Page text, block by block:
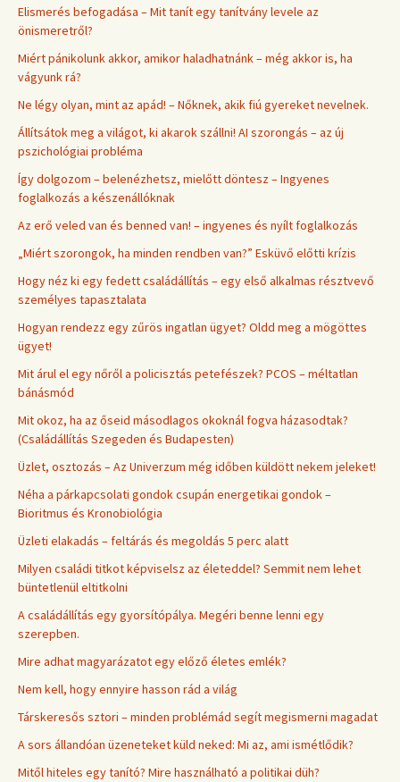
Elismerés befogadása – Mit tanít egy tanítvány levele az
önismeretről?
Miért pánikolunk akkor, amikor haladhatnánk – még akkor is, ha
vágyunk rá?
Ne légy olyan, mint az apád! – Nőknek, akik fiú gyereket nevelnek.
Állítsátok meg a világot, ki akarok szállni! AI szorongás – az új
pszichológiai probléma
Így dolgozom – belenézhetsz, mielőtt döntesz – Ingyenes
foglalkozás a készenállóknak
Az erő veled van és benned van! – ingyenes és nyílt foglalkozás
„Miért szorongok, ha minden rendben van?” Esküvő előtti krízis
Hogy néz ki egy fedett családállítás – egy első alkalmas résztvevő
személyes tapasztalata
Hogyan rendezz egy zűrös ingatlan ügyet? Oldd meg a mögöttes
ügyet!
Mit árul el egy nőről a policisztás petefészek? PCOS – méltatlan
bánásmód
Mit okoz, ha az őseid másodlagos okoknál fogva házasodtak?
(Családállítás Szegeden és Budapesten)
Üzlet, osztozás – Az Univerzum még időben küldött nekem jeleket!
Néha a párkapcsolati gondok csupán energetikai gondok –
Bioritmus és Kronobiológia
Üzleti elakadás – feltárás és megoldás 5 perc alatt
Milyen családi titkot képviselsz az életeddel? Semmit nem lehet
büntetlenül eltitkolni
A családállítás egy gyorsítópálya. Megéri benne lenni egy
szerepben.
Mire adhat magyarázatot egy előző életes emlék?
Nem kell, hogy ennyire hasson rád a világ
Társkeresős sztori – minden problémád segít megismerni magadat
A sors állandóan üzeneteket küld neked: Mi az, ami ismétlődik?
Mitől hiteles egy tanító? Mire használható a politikai düh?